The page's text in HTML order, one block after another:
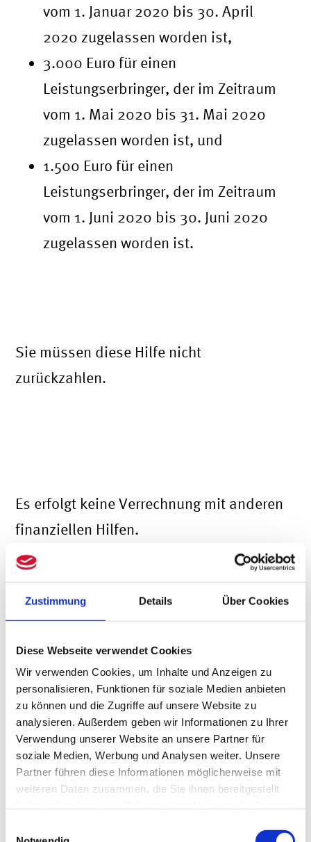
Zustimmung Details Über Cookies
Diese Webseite verwendet Cookies
Wir verwenden Cookies, um Inhalte und Anzeigen zu
personalisieren, Funktionen für soziale Medien anbieten
zu können und die Zugriffe auf unsere Website zu
analysieren. Außerdem geben wir Informationen zu Ihrer
Verwendung unserer Website an unsere Partner für
soziale Medien, Werbung und Analysen weiter. Unsere
Partner führen diese Informationen möglicherweise mit
weiteren Daten zusammen, die Sie ihnen bereitgestellt
vom 1. Januar 2020 bis 30. April
2020 zugelassen worden ist,
3.000 Euro für einen
Leistungserbringer, der im Zeitraum
vom 1. Mai 2020 bis 31. Mai 2020
zugelassen worden ist, und
1.500 Euro für einen
Leistungserbringer, der im Zeitraum
vom 1. Juni 2020 bis 30. Juni 2020
zugelassen worden ist.
Sie müssen diese Hilfe nicht
zurückzahlen.
Es erfolgt keine Verrechnung mit anderen
finanziellen Hilfen.
Ansprüche der Praxen auf Zahlung von
Kurzarbeitergeld werden durch die
Ausgleichszahlung nicht berührt.
Wie beantrage ich den Schutzschirm für
Physiotherapeuten?
Die genauen Details zum
Antragsformular und zu den konkreten
Umsetzungsschritten muss der GKV-
Spitzenverband nun bestimmen. Diese
Regelungen müssen spätestens am 15.